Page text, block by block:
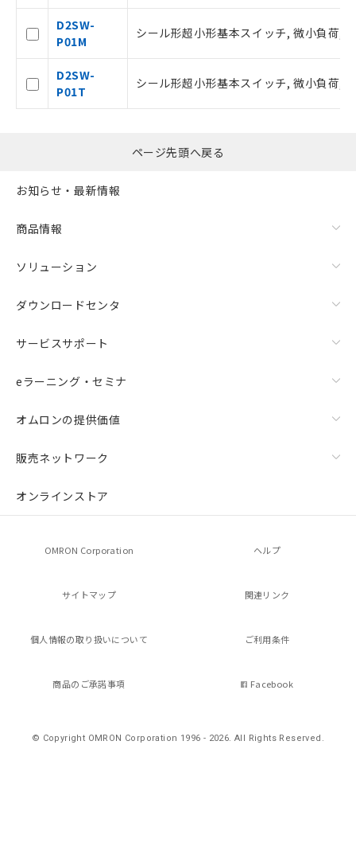
D2SW-
P01M
シール形超小形基本スイッチ, 微小負荷,
D2SW-
P01T
シール形超小形基本スイッチ, 微小負荷,
ページ先頭へ戻る
お知らせ・最新情報
商品情報
ソリューション
ダウンロードセンタ
サービスサポート
eラーニング・セミナ
オムロンの提供価値
販売ネットワーク
オンラインストア
OMRON Corporation ヘルプ
サイトマップ 関連リンク
個人情報の取り扱いについて ご利用条件
商品のご承諾事項 Facebook
© Copyright OMRON Corporation 1996 - 2026.All Rights Reserved.